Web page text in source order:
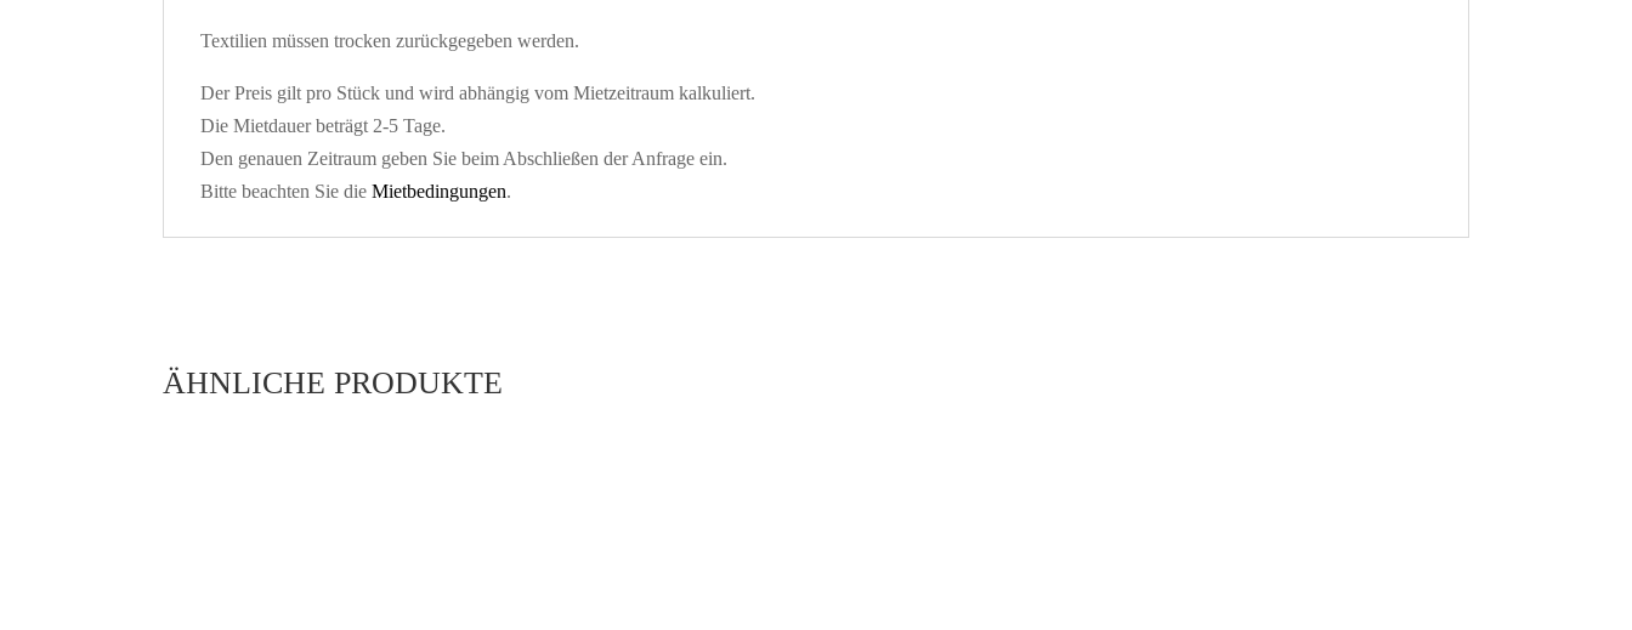
Textilien müssen trocken zurückgegeben werden.
Der Preis gilt pro Stück und wird abhängig vom Mietzeitraum kalkuliert.
Die Mietdauer beträgt 2-5 Tage.
Den genauen Zeitraum geben Sie beim Abschließen der Anfrage ein.
Bitte beachten Sie dieMietbedingungen.
ÄHNLICHE PRODUKTE